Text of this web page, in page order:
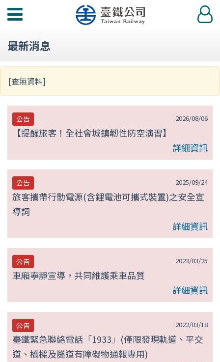
功
選
登
入
最新消息
[查無資料]
2026/08/06
公告
【提醒旅客！全社會城鎮韌性防空演習】
詳細資訊
2025/09/24
公告
旅客攜帶行動電源(含鋰電池可攜式裝置)之安全宣
導詞
詳細資訊
2023/03/25
公告
車廂寧靜宣導，共同維護乘車品質
詳細資訊
2022/03/18
公告
臺鐵緊急聯絡電話「1933」(僅限發現軌道、平交
道、橋樑及隧道有障礙物通報專用)